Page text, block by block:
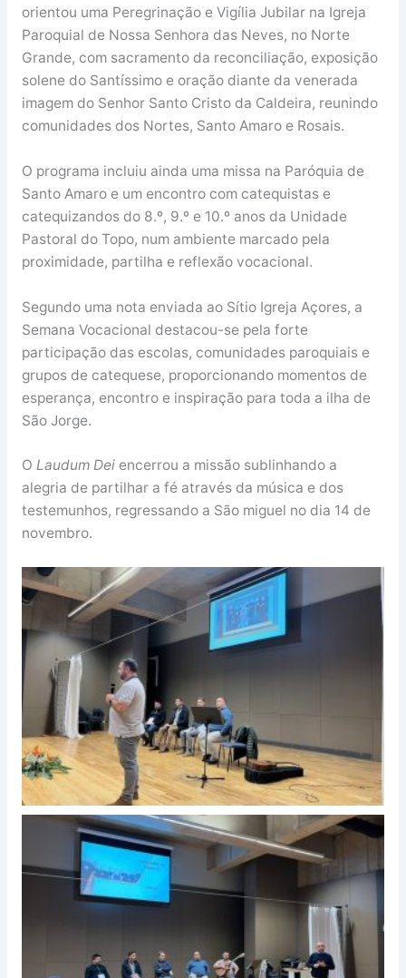
orientou uma Peregrinação e Vigília Jubilar na Igreja
Paroquial de Nossa Senhora das Neves, no Norte
Grande, com sacramento da reconciliação, exposição
solene do Santíssimo e oração diante da venerada
imagem do Senhor Santo Cristo da Caldeira, reunindo
comunidades dos Nortes, Santo Amaro e Rosais.
O programa incluiu ainda uma missa na Paróquia de
Santo Amaro e um encontro com catequistas e
catequizandos do 8.º, 9.º e 10.º anos da Unidade
Pastoral do Topo, num ambiente marcado pela
proximidade, partilha e reflexão vocacional.
Segundo uma nota enviada ao Sítio Igreja Açores, a
Semana Vocacional destacou-se pela forte
participação das escolas, comunidades paroquiais e
grupos de catequese, proporcionando momentos de
esperança, encontro e inspiração para toda a ilha de
São Jorge.
O Laudum Deiencerrou a missão sublinhando a
alegria de partilhar a fé através da música e dos
testemunhos, regressando a São miguel no dia 14 de
novembro.